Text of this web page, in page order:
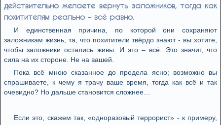
действительно желаете вернуть заложников, тогда как
похитителям реально – всё равно.
И единственная причина, по которой они сохраняют
заложникам жизнь, та, что похитители твёрдо знают - вы хотите,
чтобы заложники остались живы. И это – всё. Это значит, что
сила на их стороне. Не на вашей.
Пока всё мною сказанное до предела ясно; возможно вы
спрашиваете, к чему я трачу ваше время, тогда как всё и так
очевидно? Но дальше становится сложнее…
Если это, скажем так, «одноразовый террорист» - к примеру,